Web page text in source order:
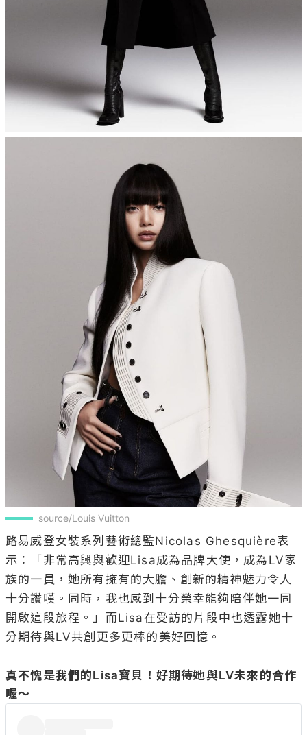
source/Louis Vuitton
路易威登女裝系列藝術總監Nicolas Ghesquière表
示：「非常高興與歡迎Lisa成為品牌大使，成為LV家
族的一員，她所有擁有的大膽、創新的精神魅力令人
十分讚嘆。同時，我也感到十分榮幸能夠陪伴她一同
開啟這段旅程。」而Lisa在受訪的片段中也透露她十
分期待與LV共創更多更棒的美好回憶。
真不愧是我們的Lisa寶貝！好期待她與LV未來的合作
喔～